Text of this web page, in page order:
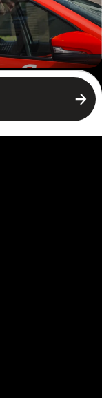
Россия